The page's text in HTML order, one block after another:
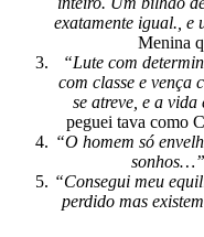
exatamente igual.,
Menina
“Lute com
com classe e vença
se atreve, e a
peguei tava como
“O homem só
sonhos…”
“Consegui meu
perdido mas